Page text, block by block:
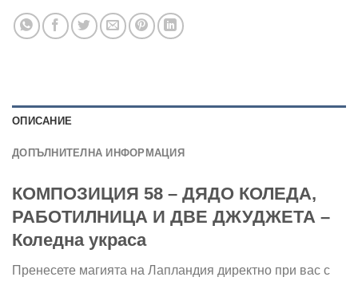
ОПИСАНИЕ
ДОПЪЛНИТЕЛНА ИНФОРМАЦИЯ
КОМПОЗИЦИЯ 58 – ДЯДО КОЛЕДА,
РАБОТИЛНИЦА И ДВЕ ДЖУДЖЕТА –
Коледна украса
Пренесете магията на Лапландия директно при вас с